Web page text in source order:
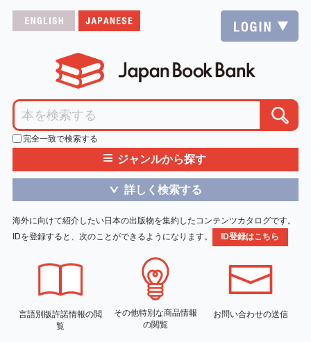
完全一致で検索する
≡ ジャンルから探す
＞ 詳しく検索する
海外に向けて紹介したい日本の出版物を集約したコンテンツカタログです。
IDを登録すると、次のことができるようになります。
ID登録はこちら
言語別版許諾情報の閲
覧
その他特別な商品情報
の閲覧
お問い合わせの送信